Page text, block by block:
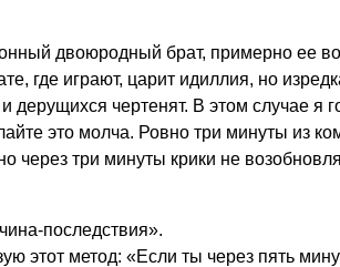
двоюродный брат, примерно ее
где играют, царит идиллия, но
дерущихся чертенят. В этом случае я
это молча. Ровно три минуты из
через три минуты крики не
последствия».
этот метод: «Если ты через пять